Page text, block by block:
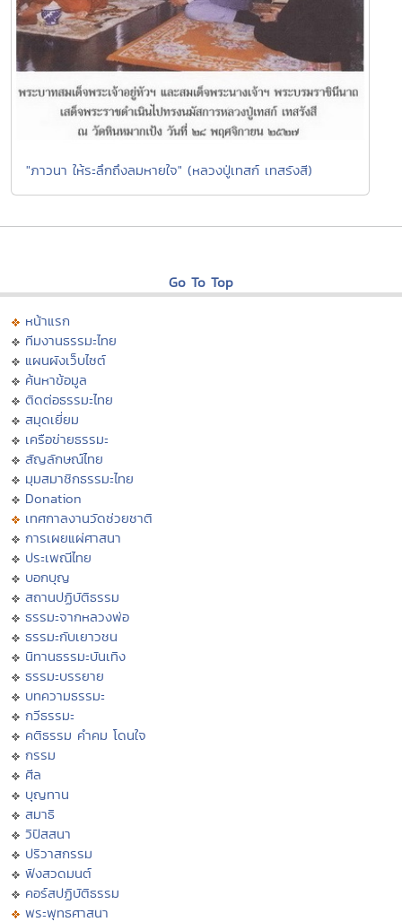
"ภาวนา ให้ระลึกถึงลมหายใจ" (หลวงปู่เทสก์ เทสรังสี)
Go To Top
หน้าแรก
ทีมงานธรรมะไทย
แผนผังเว็บไซต์
ค้นหาข้อมูล
ติดต่อธรรมะไทย
สมุดเยี่ยม
เครือข่ายธรรมะ
สัญลักษณ์ไทย
มุมสมาชิกธรรมะไทย
Donation
เทศกาลงานวัดช่วยชาติ
การเผยแผ่ศาสนา
ประเพณีไทย
บอกบุญ
สถานปฏิบัติธรรม
ธรรมะจากหลวงพ่อ
ธรรมะกับเยาวชน
นิทานธรรมะบันเทิง
ธรรมะบรรยาย
บทความธรรมะ
กวีธรรมะ
คติธรรม คำคม โดนใจ
กรรม
ศีล
บุญทาน
สมาธิ
วิปัสสนา
ปริวาสกรรม
ฟังสวดมนต์
คอร์สปฏิบัติธรรม
พระพุทธศาสนา